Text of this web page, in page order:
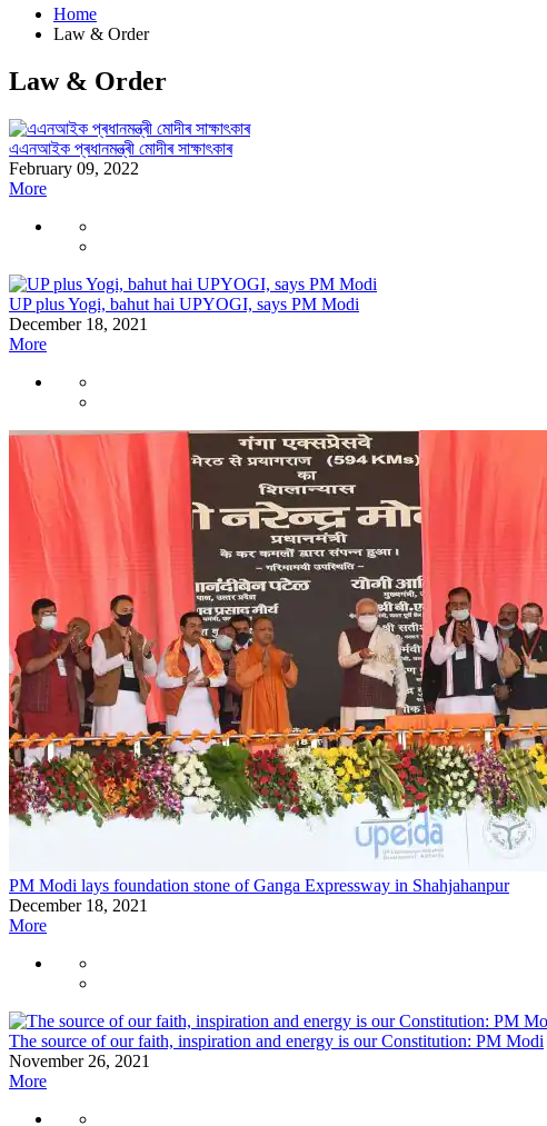
Home
Law & Order
Law & Order
এএনআইক প্ৰধানমন্ত্ৰী মোদীৰ সাক্ষাৎকাৰ
February 09, 2022
More
UP plus Yogi, bahut hai UPYOGI, says PM Modi
December 18, 2021
More
PM Modi lays foundation stone of Ganga Expressway in Shahjahanpur
December 18, 2021
More
The source of our faith, inspiration and energy is our Constitution: PM Modi
November 26, 2021
More